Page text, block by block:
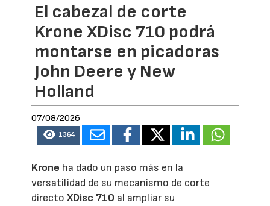
El cabezal de corte
Krone XDisc 710 podrá
montarse en picadoras
John Deere y New
Holland
07/08/2026
1364
Krone ha dado un paso más en la
versatilidad de su mecanismo de corte
directoXDisc 710 al ampliar su